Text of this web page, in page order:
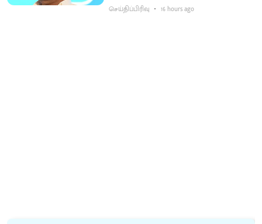
செய்திப்பிரிவு 16 hours ago